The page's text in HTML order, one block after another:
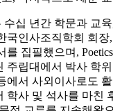
십 년간 학문과 교
인사조직학회 회
를 집필했으며,
립대에서 박사 학
서 사외이사로도
학사 및 석사를 마친